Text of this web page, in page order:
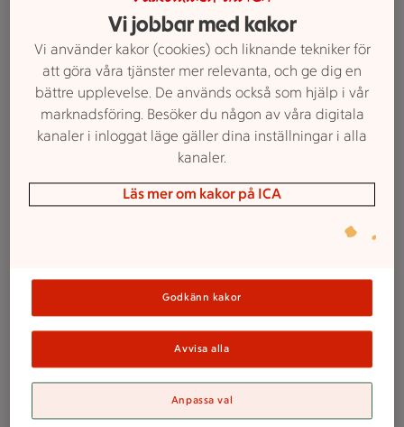
Kefirens syrliga smak passar utmärkt i soppa. Rör
ned kefiren när soppan har svalnat lite, så
bibehålls mjölksyrebakterierna.
Här hittar durecept på goda soppor.
Vi jobbar med kakor
Vi använder kakor (cookies) och liknande tekniker för
att göra våra tjänster mer relevanta, och ge dig en
bättre upplevelse. De används också som hjälp i vår
marknadsföring. Besöker du någon av våra digitala
kanaler i inloggat läge gäller dina inställningar i alla
kanaler.
Läs mer om kakor på ICA
Godkänn kakor
Avvisa alla
Anpassa val